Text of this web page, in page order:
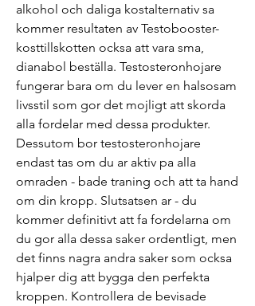
alkohol och daliga kostalternativ sa
kommer resultaten av Testobooster-
kosttillskotten ocksa att vara sma,
dianabol beställa. Testosteronhojare
fungerar bara om du lever en halsosam
livsstil som gor det mojligt att skorda
alla fordelar med dessa produkter.
Dessutom bor testosteronhojare
endast tas om du ar aktiv pa alla
omraden - bade traning och att ta hand
om din kropp. Slutsatsen ar - du
kommer definitivt att fa fordelarna om
du gor alla dessa saker ordentligt, men
det finns nagra andra saker som ocksa
hjalper dig att bygga den perfekta
kroppen. Kontrollera de bevisade